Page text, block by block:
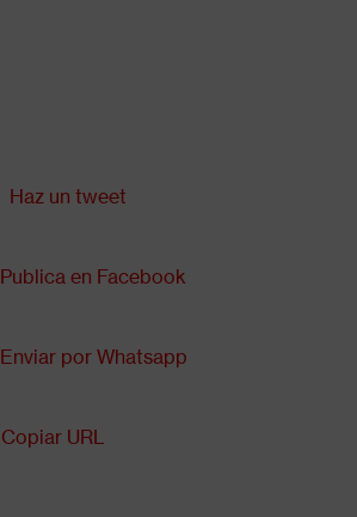
Haz un tweet
Publica en Facebook
Enviar por Whatsapp
Copiar URL